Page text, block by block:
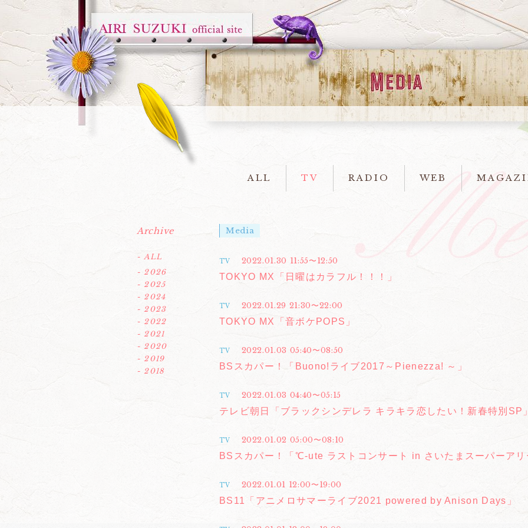
ALL TV RADIO WEB
Media
TV
2022.01.30 11:55〜12:50
TOKYO MX「日曜はカラフル！！！」
TV
2022.01.29 21:30〜22:00
TOKYO MX「音ボケPOPS」
TV
2022.01.03 05:40〜08:50
BSスカパー！「Buono!ライブ2017～Pienezza! ～」
TV
2022.01.03 04:40〜05:15
テレビ朝日「ブラックシンデレラ キラキラ恋したい！新春特別SP
TV
2022.01.02 05:00〜08:10
BSスカパー！「℃-ute ラストコンサート in さいたまスーパーア
TV
2022.01.01 12:00〜19:00
BS11「アニメロサマーライブ2021 powered by Anison Days」
Archive
- ALL
- 2026
- 2025
- 2024
- 2023
- 2022
- 2021
- 2020
- 2019
- 2018